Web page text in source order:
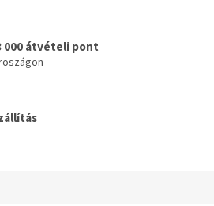
000 átvételi pont